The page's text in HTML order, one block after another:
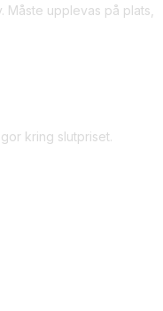
upplevas på plats,
kring slutpriset.